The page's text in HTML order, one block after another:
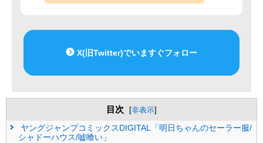
X(旧Twitter)でいますぐフォロー
目次 [非表示]
ヤングジャンプコミックスDIGITAL「明日ちゃんのセーラー服/
シャドーハウス/嘘喰い」